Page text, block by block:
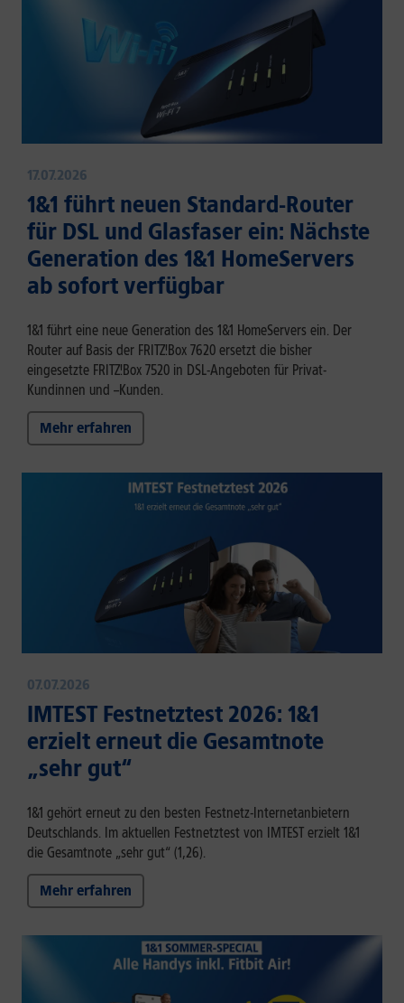
17.07.2026
1&1 führt neuen Standard-Router
für DSL und Glasfaser ein: Nächste
Generation des 1&1 HomeServers
ab sofort verfügbar
1&1 führt eine neue Generation des 1&1 HomeServers ein. Der
Router auf Basis der FRITZ!Box 7620 ersetzt die bisher
eingesetzte FRITZ!Box 7520 in DSL-Angeboten für Privat-
Kundinnen und –Kunden.
Mehr erfahren
07.07.2026
IMTEST Festnetztest 2026: 1&1
erzielt erneut die Gesamtnote
„sehr gut“
1&1 gehört erneut zu den besten Festnetz-Internetanbietern
Deutschlands. Im aktuellen Festnetztest von IMTEST erzielt 1&1
die Gesamtnote „sehr gut“ (1,26).
Mehr erfahren